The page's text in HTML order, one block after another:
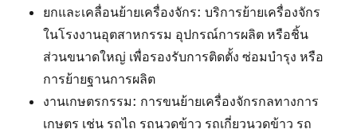
ยกและเคลื่อนย้ายเครื่องจักร: บริการย้ายเครื่องจักร
ในโรงงานอุตสาหกรรม อุปกรณ์การผลิต หรือชิ้น
ส่วนขนาดใหญ่ เพื่อรองรับการติดตั้ง ซ่อมบำรุง หรือ
การย้ายฐานการผลิต
งานเกษตรกรรม: การขนย้ายเครื่องจักรกลทางการ
เกษตร เช่น รถไถ รถนวดข้าว รถเกี่ยวนวดข้าว รถ